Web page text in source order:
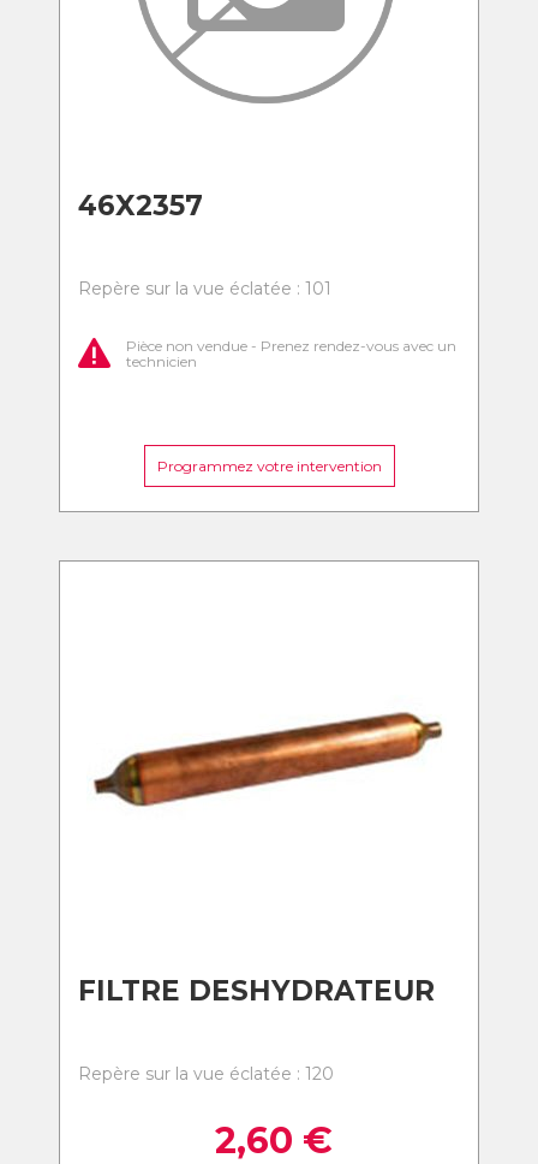
46X2357
Repère sur la vue éclatée : 101
Pièce non vendue - Prenez rendez-vous avec un
technicien
Programmez votre intervention
FILTRE DESHYDRATEUR
Repère sur la vue éclatée : 120
2,60 €